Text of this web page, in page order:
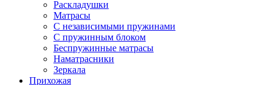
Раскладушки
Матрасы
С независимыми пружинами
С пружинным блоком
Беспружинные матрасы
Наматрасники
Зеркала
Прихожая